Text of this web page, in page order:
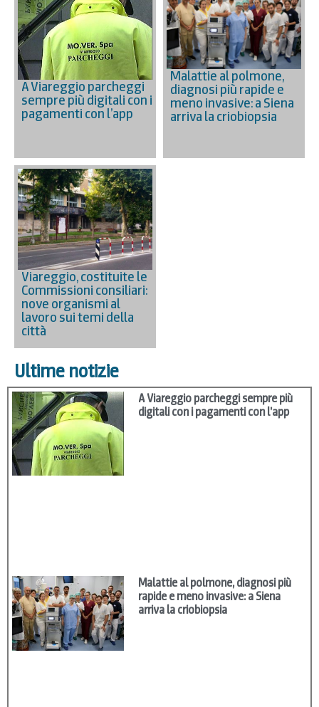
A Viareggio parcheggi
sempre più digitali con i
pagamenti con l’app
Malattie al polmone,
diagnosi più rapide e
meno invasive: a Siena
arriva la criobiopsia
Viareggio, costituite le
Commissioni consiliari:
nove organismi al
lavoro sui temi della
città
Ultime notizie
A Viareggio parcheggi sempre più
digitali con i pagamenti con l’app
Malattie al polmone, diagnosi più
rapide e meno invasive: a Siena
arriva la criobiopsia